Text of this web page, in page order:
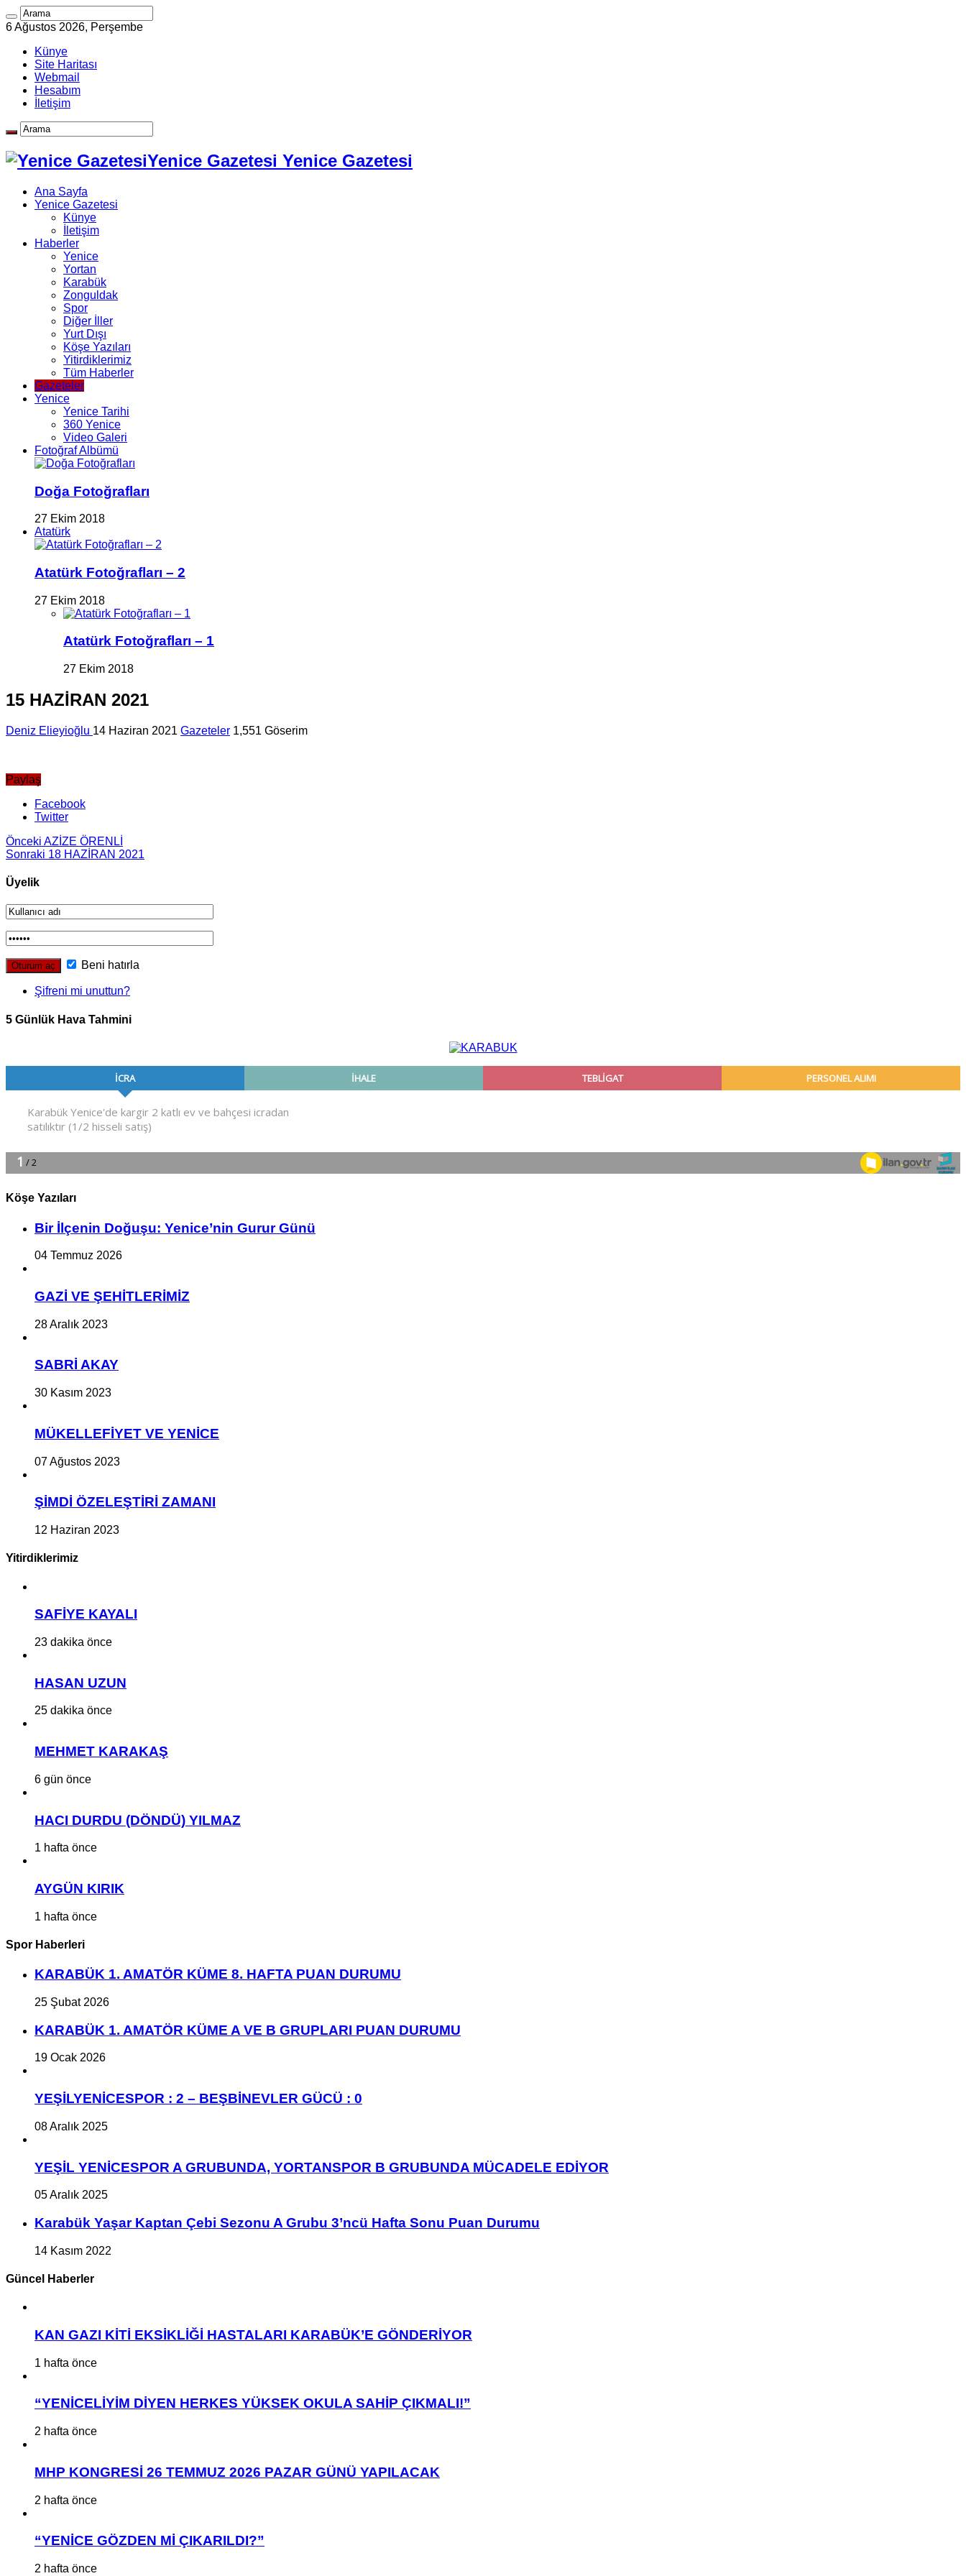
6 Ağustos 2026, Perşembe
Künye
Site Haritası
Webmail
Hesabım
İletişim
Yenice Gazetesi Yenice Gazetesi
Ana Sayfa
Yenice Gazetesi
Künye
İletişim
Haberler
Yenice
Yortan
Karabük
Zonguldak
Spor
Diğer İller
Yurt Dışı
Köşe Yazıları
Yitirdiklerimiz
Tüm Haberler
Gazeteler
Yenice
Yenice Tarihi
360 Yenice
Video Galeri
Fotoğraf Albümü
Doğa Fotoğrafları
27 Ekim 2018
Atatürk
Atatürk Fotoğrafları – 2
27 Ekim 2018
Atatürk Fotoğrafları – 1
27 Ekim 2018
15 HAZİRAN 2021
Deniz Elieyioğlu 14 Haziran 2021 Gazeteler 1,551 Göserim
Paylaş
Facebook
Twitter
Önceki AZİZE ÖRENLİ
Sonraki 18 HAZİRAN 2021
Üyelik
Beni hatırla
Şifreni mi unuttun?
5 Günlük Hava Tahmini
Köşe Yazıları
Bir İlçe­nin Do­ğu­şu: Ye­ni­ce’nin Gurur Günü
04 Temmuz 2026
GAZİ VE ŞEHİTLERİMİZ
28 Aralık 2023
SABRİ AKAY
30 Kasım 2023
MÜKELLEFİYET VE YENİCE
07 Ağustos 2023
ŞİMDİ ÖZELEŞTİRİ ZAMANI
12 Haziran 2023
Yitirdiklerimiz
SAFİYE KAYALI
23 dakika önce
HASAN UZUN
25 dakika önce
MEHMET KARAKAŞ
6 gün önce
HACI DURDU (DÖNDÜ) YILMAZ
1 hafta önce
AYGÜN KIRIK
1 hafta önce
Spor Haberleri
KARABÜK 1. AMATÖR KÜME 8. HAFTA PUAN DURUMU
25 Şubat 2026
KARABÜK 1. AMATÖR KÜME A VE B GRUPLARI PUAN DURUMU
19 Ocak 2026
YEŞİLYENİCESPOR : 2 – BEŞBİNEVLER GÜCÜ : 0
08 Aralık 2025
YEŞİL YENİCESPOR A GRUBUNDA, YORTANSPOR B GRUBUNDA MÜCADELE EDİYOR
05 Aralık 2025
Karabük Yaşar Kaptan Çebi Sezonu A Grubu 3’ncü Hafta Sonu Puan Durumu
14 Kasım 2022
Güncel Haberler
KAN GAZI KİTİ EKSİKLİĞİ HASTALARI KARABÜK’E GÖNDERİYOR
1 hafta önce
“YENİCELİYİM DİYEN HERKES YÜKSEK OKULA SAHİP ÇIKMALI!”
2 hafta önce
MHP KONGRESİ 26 TEMMUZ 2026 PAZAR GÜNÜ YAPILACAK
2 hafta önce
“YENİCE GÖZDEN Mİ ÇIKARILDI?”
2 hafta önce